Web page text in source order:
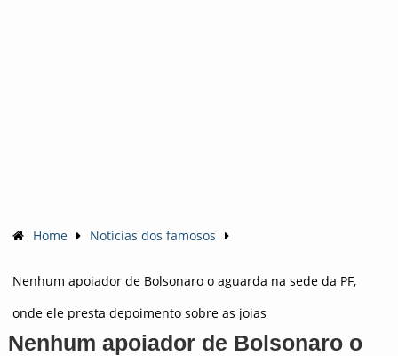
Home Noticias dos famosos
Nenhum apoiador de Bolsonaro o aguarda na sede da PF,
onde ele presta depoimento sobre as joias
Nenhum apoiador de Bolsonaro o